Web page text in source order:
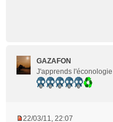
GAZAFON
J'apprends l'éconologie
22/03/11, 22:07